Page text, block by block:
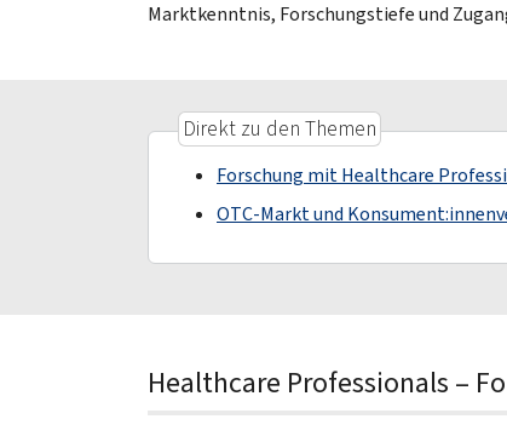
Marktkenntnis, Forschungstiefe und
Direkt zu den Themen
Forschung mit Healthcare
OTC-Markt und
Healthcare Professionals –